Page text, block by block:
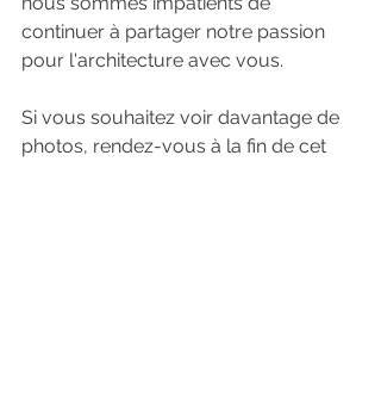
continuer à partager notre passion
pour l'architecture avec vous.
Si vous souhaitez voir davantage de
photos, rendez-vous à la fin de cet